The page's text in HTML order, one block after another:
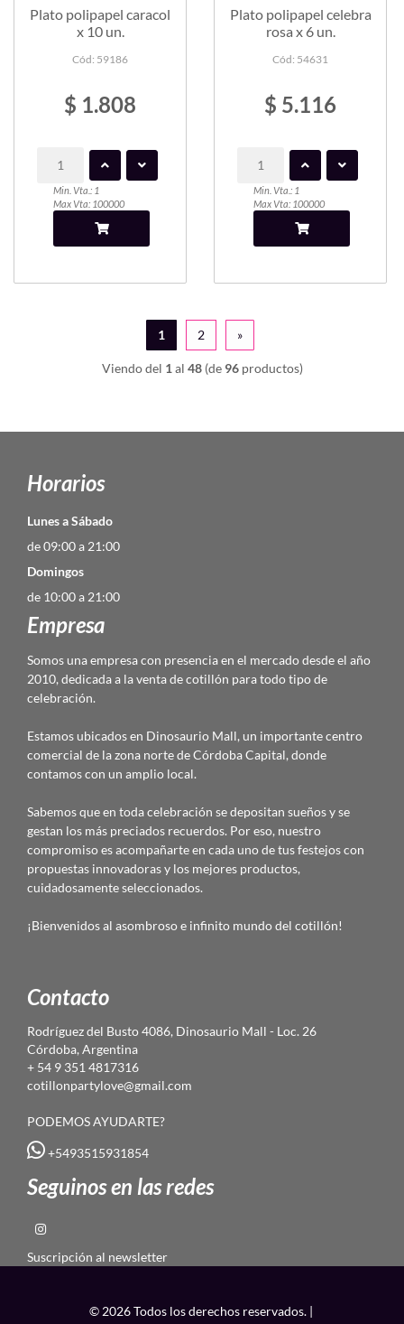
Plato polipapel caracol
x 10 un.
Cód: 59186
$ 1.808
Min. Vta.: 1
Max Vta: 100000
Plato polipapel celebra
rosa x 6 un.
Cód: 54631
$ 5.116
Min. Vta.: 1
Max Vta: 100000
1 2 »
Viendo del 1 al 48(de 96productos)
Horarios
Lunes a Sábado
de 09:00 a 21:00
Domingos
de 10:00 a 21:00
Empresa
Somos una empresa con presencia en el mercado desde el año
2010, dedicada a la venta de cotillón para todo tipo de
celebración.
Estamos ubicados en Dinosaurio Mall, un importante centro
comercial de la zona norte de Córdoba Capital, donde
contamos con un amplio local.
Sabemos que en toda celebración se depositan sueños y se
gestan los más preciados recuerdos. Por eso, nuestro
compromiso es acompañarte en cada uno de tus festejos con
propuestas innovadoras y los mejores productos,
cuidadosamente seleccionados.
¡Bienvenidos al asombroso e infinito mundo del cotillón!
Contacto
Rodríguez del Busto 4086, Dinosaurio Mall - Loc. 26
Córdoba, Argentina
+ 54 9 351 4817316
cotillonpartylove@gmail.com
PODEMOS AYUDARTE?
+5493515931854
Seguinos en las redes
Suscripción al newsletter
© 2026 Todos los derechos reservados. |